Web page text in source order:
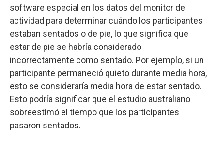
software especial en los datos del monitor de
actividad para determinar cuándo los participantes
estaban sentados o de pie, lo que significa que
estar de pie se habría considerado
incorrectamente como sentado. Por ejemplo, si un
participante permaneció quieto durante media hora,
esto se consideraría media hora de estar sentado.
Esto podría significar que el estudio australiano
sobreestimó el tiempo que los participantes
pasaron sentados.